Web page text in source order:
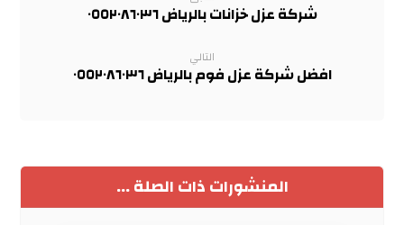
شركة عزل خزانات بالرياض ٠٥٥٢٠٨٦٠٣٦
التالي
افضل شركة عزل فوم بالرياض ٠٥٥٢٠٨٦٠٣٦
المنشورات ذات الصلة ...